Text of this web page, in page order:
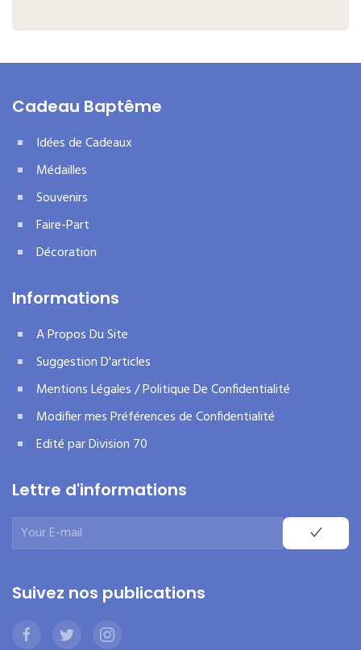
Cadeau Baptême
Idées de Cadeaux
Médailles
Souvenirs
Faire-Part
Décoration
Informations
A Propos Du Site
Suggestion D'articles
Mentions Légales / Politique De Confidentialité
Modifier mes Préférences de Confidentialité
Edité par Division 70
Lettre d'informations
Suivez nos publications